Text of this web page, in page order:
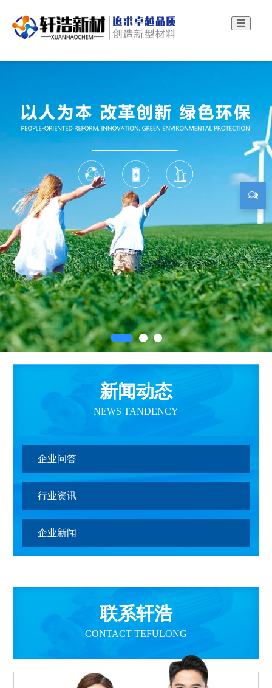
新闻动态
NEWS TANDENCY
企业问答
行业资讯
企业新闻
联系轩浩
CONTACT TEFULONG